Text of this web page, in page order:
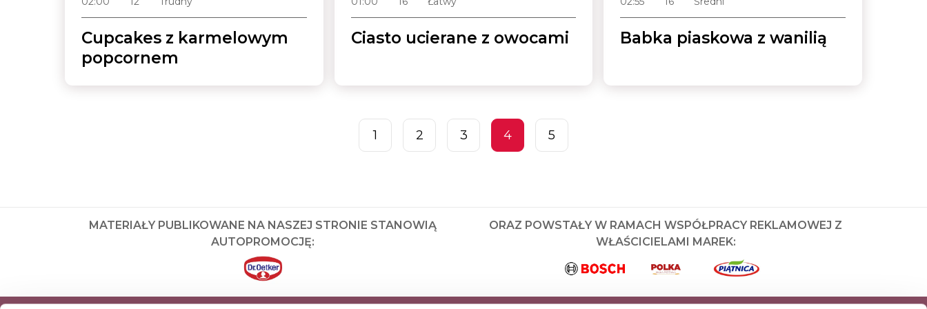
Cupcakes z karmelowym
popcornem
Ciasto ucierane z owocami Babka piaskowa z wanilią
1 2 3 4 5
MATERIAŁY PUBLIKOWANE NA NASZEJ STRONIE STANOWIĄ
AUTOPROMOCJĘ:
ORAZ POWSTAŁY W RAMACH WSPÓŁPRACY REKLAMOWEJ Z
WŁAŚCICIELAMI MAREK: